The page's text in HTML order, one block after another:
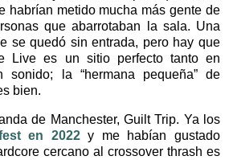
habrían metido mucha más gente de
que abarrotaban la sala. Una
se quedó sin entrada, pero hay que
Live es un sitio perfecto tanto en
sonido; la “hermana pequeña” de
bien.
de Manchester, Guilt Trip. Ya los
en 2022y me habían gustado
cercano al crossover thrash es